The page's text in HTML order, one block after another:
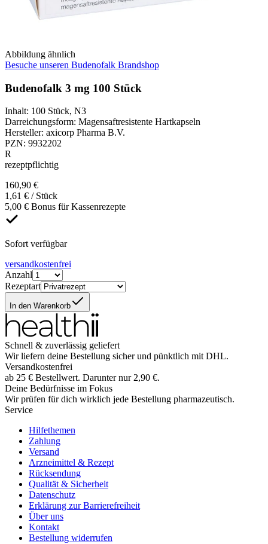
Abbildung ähnlich
Besuche unseren Budenofalk Brandshop
Budenofalk 3 mg 100 Stück
Inhalt: 100 Stück, N3
Darreichungsform: Magensaftresistente Hartkapseln
Hersteller: axicorp Pharma B.V.
PZN: 9932202
R
rezeptpflichtig
160,90 €
1,61 € / Stück
5,00 € Bonus für Kassenrezepte
Sofort verfügbar
versandkostenfrei
Anzahl
Rezeptart
In den Warenkorb
Schnell & zuverlässig geliefert
Wir liefern deine Bestellung sicher und pünktlich mit DHL.
Versandkostenfrei
ab 25 € Bestellwert. Darunter nur 2,90 €.
Deine Bedürfnisse im Fokus
Wir prüfen für dich wirklich jede Bestellung pharmazeutisch.
Service
Hilfethemen
Zahlung
Versand
Arzneimittel & Rezept
Rücksendung
Qualität & Sicherheit
Datenschutz
Erklärung zur Barrierefreiheit
Über uns
Kontakt
Bestellung widerrufen